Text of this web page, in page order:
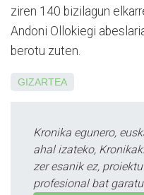
ziren 140 bizilagun
Andoni Ollokiegi
berotu zuten.
GIZARTEA
Kronika egunero,
ahal izateko,
zer esanik ez,
profesional bat